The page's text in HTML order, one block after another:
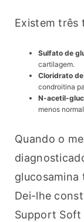
Existem três
Sulfato de
cartilagem.
Cloridrato
condroitina
N-acetil-
menos
Quando o
glucosamina
Dei-lhe
Support Soft